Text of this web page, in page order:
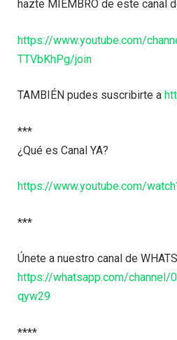
hazte MIEMBRO de este canal
https://www.youtube.com/
TTVbKhPg/join
TAMBIÉN pudes suscribirte a
***
¿Qué es Canal YA?
https://www.youtube.com/
***
Únete a nuestro canal de
https://whatsapp.com/channel/
qyw29
****